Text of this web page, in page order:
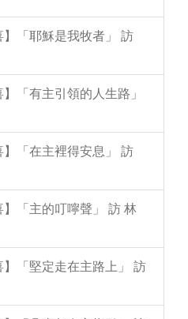
「耶穌是我牧者」 訪
「有主引領的人生路」
「在主裡得安息」 訪
「主的叮嚀聲」 訪 林
「堅定走在主路上」 訪